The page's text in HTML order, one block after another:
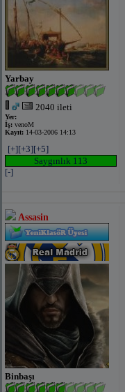
Yarbay
2040 ileti
Yer:
İş: venoM
Kayıt: 14-03-2006 14:13
[+][+3][+5]
Saygınlık 113
[-]
Assasin
Binbaşı